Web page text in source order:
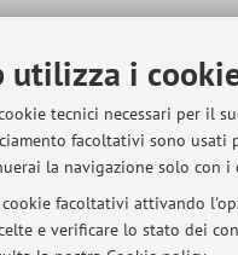
utilizza i
tecnici necessari per il
facoltativi sono
la navigazione solo con i
facoltativi attivando
e verificare lo stato dei